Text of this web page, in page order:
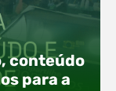
a
do
Informação
a edição
conteúdo
para a